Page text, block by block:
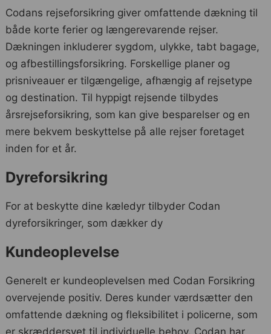
Codans rejseforsikring giver omfattende dækning til
både korte ferier og længerevarende rejser.
Dækningen inkluderer sygdom, ulykke, tabt bagage,
og afbestillingsforsikring. Forskellige planer og
prisniveauer er tilgængelige, afhængig af rejsetype
og destination. Til hyppigt rejsende tilbydes
årsrejseforsikring, som kan give besparelser og en
mere bekvem beskyttelse på alle rejser foretaget
inden for et år.
Dyreforsikring
For at beskytte dine kæledyr tilbyder Codan
dyreforsikringer, som dækker dy
Kundeoplevelse
Generelt er kundeoplevelsen med Codan Forsikring
overvejende positiv. Deres kunder værdsætter den
omfattende dækning og fleksibilitet i policerne, som